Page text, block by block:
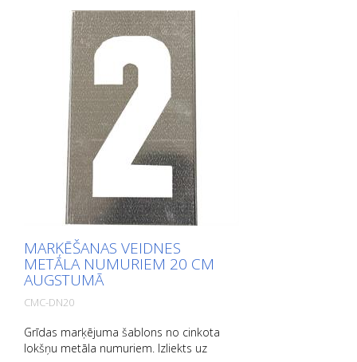
MARĶĒŠANAS VEIDNES
METĀLA NUMURIEM 20 CM
AUGSTUMĀ
CMC-DN20
Grīdas marķējuma šablons no cinkota
lokšņu metāla numuriem. Izliekts uz